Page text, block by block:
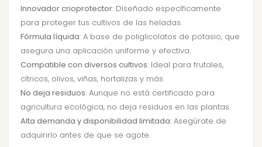
Innovador crioprotector: Diseñado específicamente
para proteger tus cultivos de las heladas.
Fórmula líquida: A base de poliglicolatos de potasio, que
asegura una aplicación uniforme y efectiva.
Compatible con diversos cultivos: Ideal para frutales,
cítricos, olivos, viñas, hortalizas y más.
No deja residuos: Aunque no está certificado para
agricultura ecológica, no deja residuos en las plantas.
Alta demanda y disponibilidad limitada: Asegúrate de
adquirirlo antes de que se agote.